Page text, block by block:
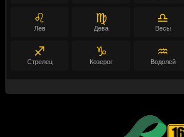
♌
Лев
♍
Дева
♎
Весы
♐
Стрелец
♑
Козерог
♒
Водолей